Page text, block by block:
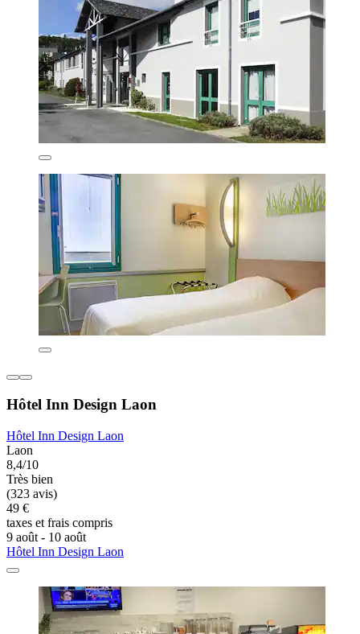
Hôtel Inn Design Laon
Hôtel Inn Design Laon
Laon
8,4/10
Très bien
(323 avis)
49 €
taxes et frais compris
9 août - 10 août
Hôtel Inn Design Laon